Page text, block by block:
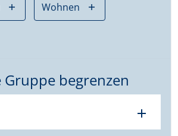
Wohnen
begrenzen
add